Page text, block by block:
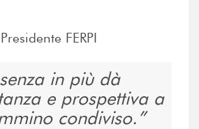
FERPI
in più dà
e prospettiva a
condiviso.